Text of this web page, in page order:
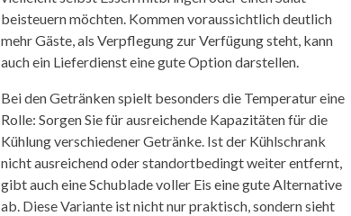
beisteuern möchten. Kommen voraussichtlich deutlich
mehr Gäste, als Verpflegung zur Verfügung steht, kann
auch ein Lieferdienst eine gute Option darstellen.
Bei den Getränken spielt besonders die Temperatur eine
Rolle: Sorgen Sie für ausreichende Kapazitäten für die
Kühlung verschiedener Getränke. Ist der Kühlschrank
nicht ausreichend oder standortbedingt weiter entfernt,
gibt auch eine Schublade voller Eis eine gute Alternative
ab. Diese Variante ist nicht nur praktisch, sondern sieht